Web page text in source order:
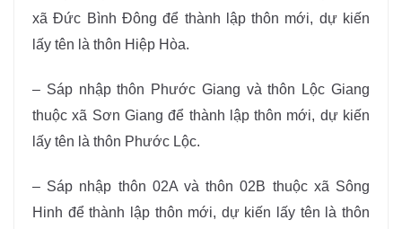
xã Đức Bình Đông để thành lập thôn mới, dự kiến
lấy tên là thôn Hiệp Hòa.
– Sáp nhập thôn Phước Giang và thôn Lộc Giang
thuộc xã Sơn Giang để thành lập thôn mới, dự kiến
lấy tên là thôn Phước Lộc.
– Sáp nhập thôn 02A và thôn 02B thuộc xã Sông
Hinh để thành lập thôn mới, dự kiến lấy tên là thôn